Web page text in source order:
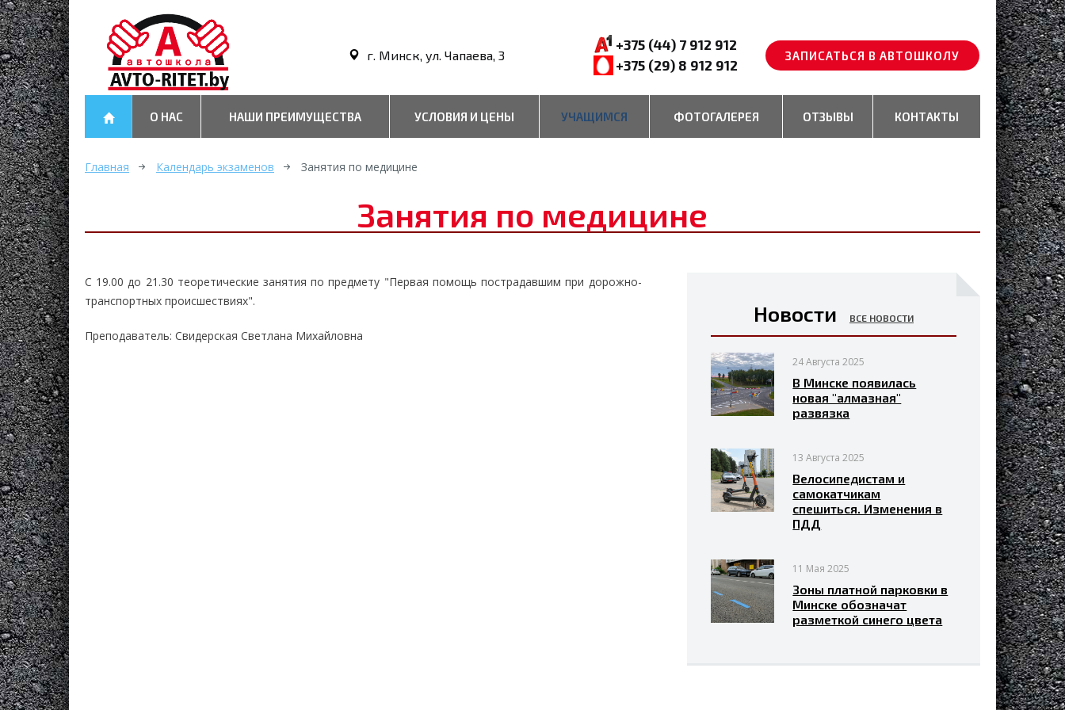
г. Минск, ул. Чапаева, 3
+375 (44) 7 912 912
+375 (29) 8 912 912
ЗАПИСАТЬСЯ В АВТОШКОЛУ
О НАС НАШИ ПРЕИМУЩЕСТВА УСЛОВИЯ И ЦЕНЫ УЧАЩИМСЯ ФОТОГАЛЕРЕЯ ОТЗЫВЫ КОНТАКТЫ
Главная Календарь экзаменов Занятия по медицине
Занятия по медицине
С 19.00 до 21.30 теоретические занятия по предмету "Первая помощь пострадавшим при дорожно-
транспортных происшествиях".
Преподаватель: Свидерская Светлана Михайловна
Новости ВСЕ НОВОСТИ
24 Августа 2025
В Минске появилась
новая "алмазная"
развязка
13 Августа 2025
Велосипедистам и
самокатчикам
спешиться. Изменения в
ПДД
11 Мая 2025
Зоны платной парковки в
Минске обозначат
разметкой синего цвета